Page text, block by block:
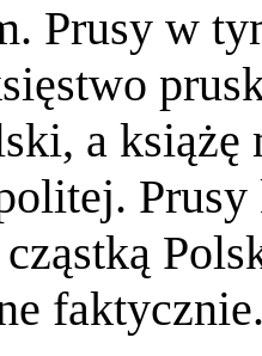
Prusy w
a książę
Prusy